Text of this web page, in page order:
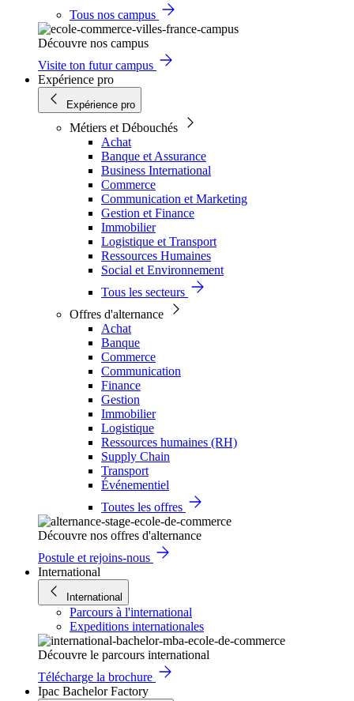
Tous nos campus
Découvre nos campus
Visite ton futur campus
Expérience pro
Expérience pro
Métiers et Débouchés
Achat
Banque et Assurance
Business International
Commerce
Communication et Marketing
Gestion et Finance
Immobilier
Logistique et Transport
Ressources Humaines
Social et Environnement
Tous les secteurs
Offres d'alternance
Achat
Banque
Commerce
Communication
Finance
Gestion
Immobilier
Logistique
Ressources humaines (RH)
Supply Chain
Transport
Événementiel
Toutes les offres
Découvre nos offres d'alternance
Postule et rejoins-nous
International
International
Parcours à l'international
Expeditions internationales
Découvre le parcours international
Télécharge la brochure
Ipac Bachelor Factory